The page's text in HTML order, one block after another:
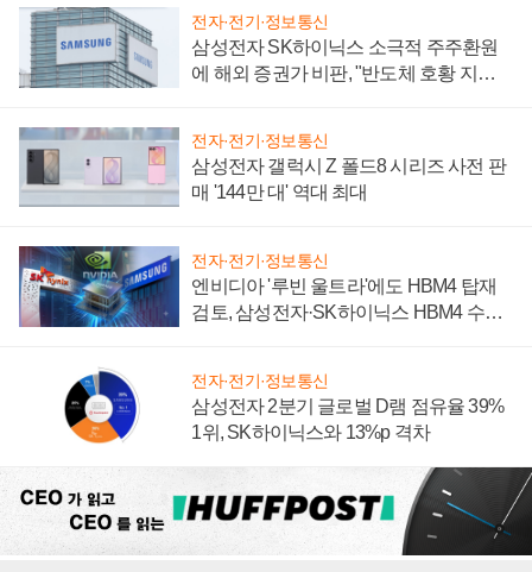
전자·전기·정보통신
삼성전자 SK하이닉스 소극적 주주환원
에 해외 증권가 비판, "반도체 호황 지속
전자·전기·정보통신
삼성전자 갤럭시 Z 폴드8 시리즈 사전 판
매 '144만 대' 역대 최대
전자·전기·정보통신
엔비디아 '루빈 울트라'에도 HBM4 탑재
검토, 삼성전자·SK하이닉스 HBM4 수율
전자·전기·정보통신
삼성전자 2분기 글로벌 D램 점유율 39%
1위, SK하이닉스와 13%p 격차